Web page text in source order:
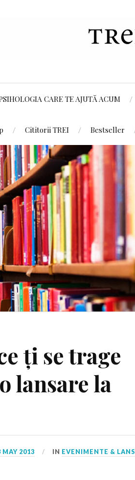
CARE TE AJUTĂ ACUM
Cititorii TREI Bestseller
ți se trage
lansare la
MAY 2013 IN EVENIMENTE &